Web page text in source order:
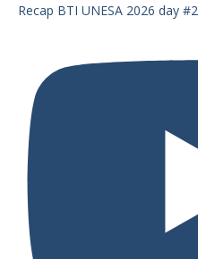
Recap BTI UNESA 2026 day #2